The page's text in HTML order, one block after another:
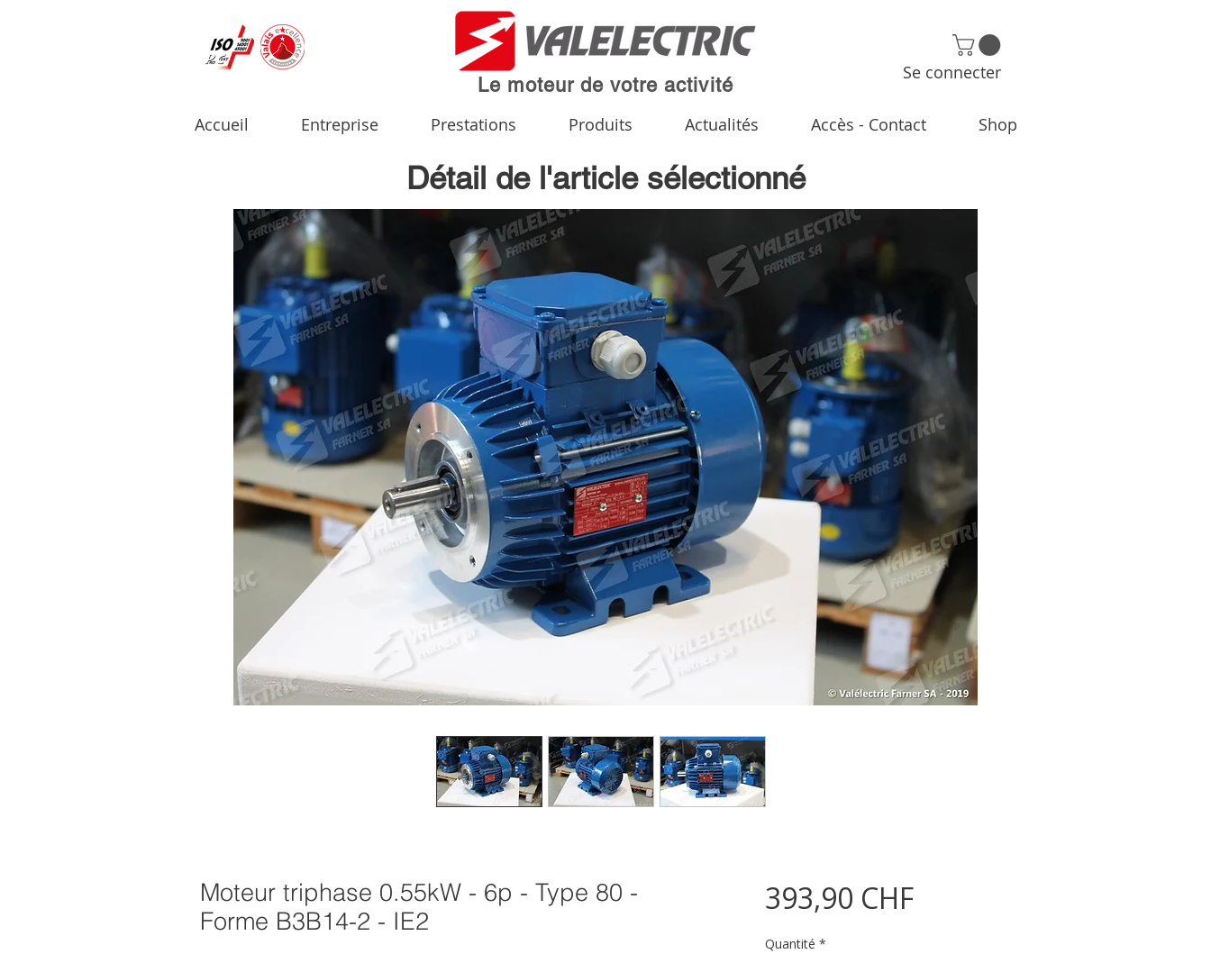
Le moteur de votre activité
Se connecter
Accueil Entreprise Prestations Produits Actualités Accès - Contact Shop
Détail de l'article sélectionné
Moteur triphase 0.55kW - 6p - Type 80 -
Forme B3B14-2 - IE2
393,90 CHFPrix
Quantité *